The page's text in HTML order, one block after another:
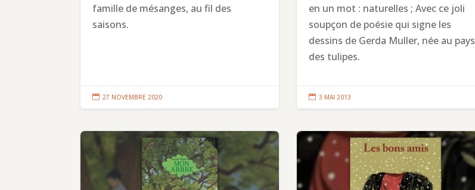
famille de mésanges, au fil des
saisons.
 27 NOVEMBRE 2020
en un mot : naturelles ; Avec ce joli
soupçon de poésie qui signe les
dessins de Gerda Muller, née au pays
des tulipes.
 3 MAI 2013